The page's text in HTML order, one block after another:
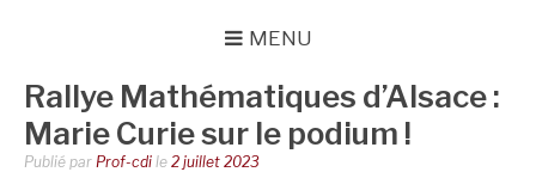
MENU
Rallye Mathématiques d’Alsace :
Marie Curie sur le podium !
Publié par Prof-cdi le 2 juillet 2023